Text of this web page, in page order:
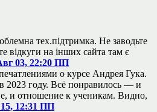
тех.підтримка. Не заводьте
відкуги на інших сайта там є
03, 22:20 ПП
о курсе Андрея Гука.
2023 году. Всё понравилось — и
и отношение к ученикам. Видно,
12:31 ПП